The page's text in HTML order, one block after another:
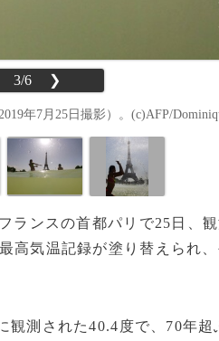
3/6 ❯
年7月25日撮影）。(c)AFP/
ランスの首都パリで25日、
気温記録が塗り替えられ、
測された40.4度で、70年超